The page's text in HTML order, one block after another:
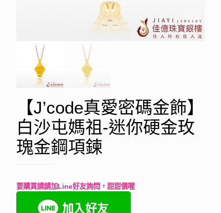
【J’code真愛密碼金飾】
白沙屯媽祖-迷你硬金玫
瑰金鋼項鍊
要購買請請加Line好友詢問，甜甜價喔